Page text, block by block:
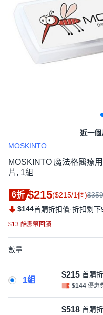
近一個
MOSKINTO
MOSKINTO 魔法格醫療
片, 1組
6折 $215($215/1個)$359
$144首購折扣價·折扣剩下
$13 酷澎幣回饋
數量
1組
$215 首購
$144 優惠
$518 首購